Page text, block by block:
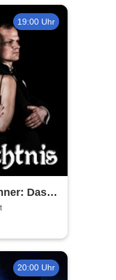
19:00 Uhr
Das
20:00 Uhr